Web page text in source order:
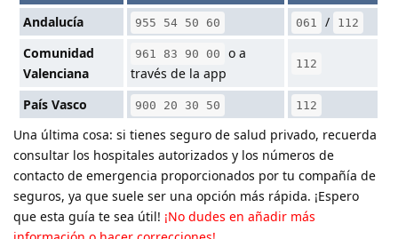
Andalucía
955 54 50 60 061 / 112
Comunidad
Valenciana
961 83 90 00
o a
través de la app
112
País Vasco 900 20 30 50 112
Una última cosa: si tienes seguro de salud privado, recuerda
consultar los hospitales autorizados y los números de
contacto de emergencia proporcionados por tu compañía de
seguros, ya que suele ser una opción más rápida. ¡Espero
que esta guía te sea útil! ¡No dudes en añadir más